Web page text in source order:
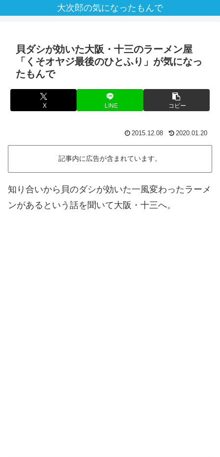
大次郎の気になったもんで
貝ダシが効いた大阪・十三のラーメン屋
「くそオヤジ最後のひとふり」が気になっ
たもんで
X LINE コピー
2015.12.08 2020.01.20
記事内に広告が含まれています。
知り合いから貝のダシが効いた一風変わったラーメ
ンがあるという話を聞いて大阪・十三へ。